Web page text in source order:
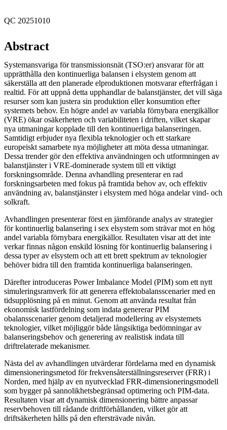
QC 20251010
Abstract
Systemansvariga för transmissionsnät (TSO:er) ansvarar för att
upprätthålla den kontinuerliga balansen i elsystem genom att
säkerställa att den planerade elproduktionen motsvarar efterfrågan i
realtid. För att uppnå detta upphandlar de balanstjänster, det vill säga
resurser som kan justera sin produktion eller konsumtion efter
systemets behov. En högre andel av variabla förnybara energikällor
(VRE) ökar osäkerheten och variabiliteten i driften, vilket skapar
nya utmaningar kopplade till den kontinuerliga balanseringen.
Samtidigt erbjuder nya flexibla teknologier och ett starkare
europeiskt samarbete nya möjligheter att möta dessa utmaningar.
Dessa trender gör den effektiva användningen och utformningen av
balanstjänster i VRE-dominerade system till ett viktigt
forskningsområde. Denna avhandling presenterar en rad
forskningsarbeten med fokus på framtida behov av, och effektiv
användning av, balanstjänster i elsystem med höga andelar vind- och
solkraft.
Avhandlingen presenterar först en jämförande analys av strategier
för kontinuerlig balansering i sex elsystem som strävar mot en hög
andel variabla förnybara energikällor. Resultaten visar att det inte
verkar finnas någon enskild lösning för kontinuerlig balansering i
dessa typer av elsystem och att ett brett spektrum av teknologier
behöver bidra till den framtida kontinuerliga balanseringen.
Därefter introduceras Power Imbalance Model (PIM) som ett nytt
simuleringsramverk för att generera effektobalansscenarier med en
tidsupplösning på en minut. Genom att använda resultat från
ekonomisk lastfördelning som indata genererar PIM
obalansscenarier genom detaljerad modellering av elsystemets
teknologier, vilket möjliggör både långsiktiga bedömningar av
balanseringsbehov och generering av realistisk indata till
driftrelaterade mekanismer.
Nästa del av avhandlingen utvärderar fördelarna med en dynamisk
dimensioneringsmetod för frekvensåterställningsreserver (FRR) i
Norden, med hjälp av en nyutvecklad FRR-dimensioneringsmodell
som bygger på sannolikhetsbegränsad optimering och PIM-data.
Resultaten visar att dynamisk dimensionering bättre anpassar
reservbehoven till rådande driftförhållanden, vilket gör att
driftsäkerheten hålls på den eftersträvade nivån.